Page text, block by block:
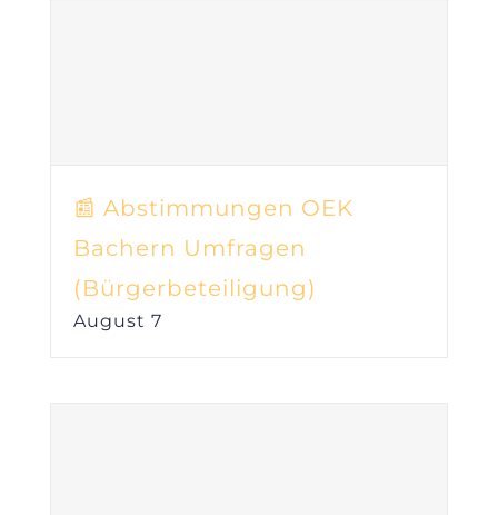
📰 Abstimmungen OEK
Bachern Umfragen
(Bürgerbeteiligung)
August 7